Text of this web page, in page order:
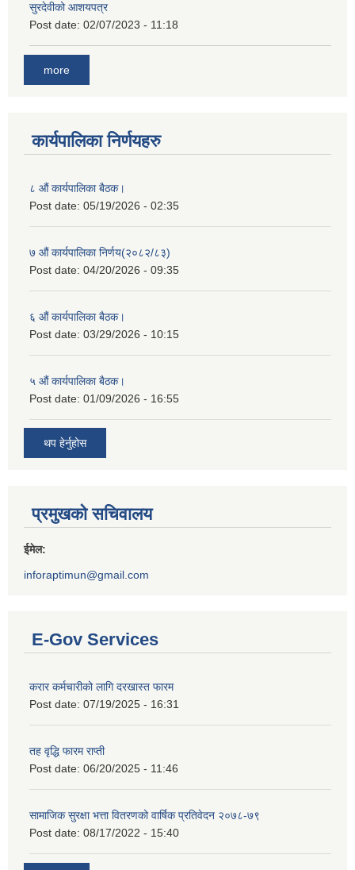
सुरदेवीको आशयपत्र
Post date: 02/07/2023 - 11:18
more
कार्यपालिका निर्णयहरु
८ औं कार्यपालिका बैठक।
Post date: 05/19/2026 - 02:35
७ औं कार्यपालिका निर्णय(२०८२/८३)
Post date: 04/20/2026 - 09:35
६ औं कार्यपालिका बैठक।
Post date: 03/29/2026 - 10:15
५ औं कार्यपालिका बैठक।
Post date: 01/09/2026 - 16:55
थप हेर्नुहोस
प्रमुखको सचिवालय
ईमेल:
inforaptimun@gmail.com
E-Gov Services
करार कर्मचारीको लागि दरखास्त फारम
Post date: 07/19/2025 - 16:31
तह वृद्धि फारम राप्ती
Post date: 06/20/2025 - 11:46
सामाजिक सुरक्षा भत्ता वितरणको वार्षिक प्रतिवेदन २०७८-७९
Post date: 08/17/2022 - 15:40